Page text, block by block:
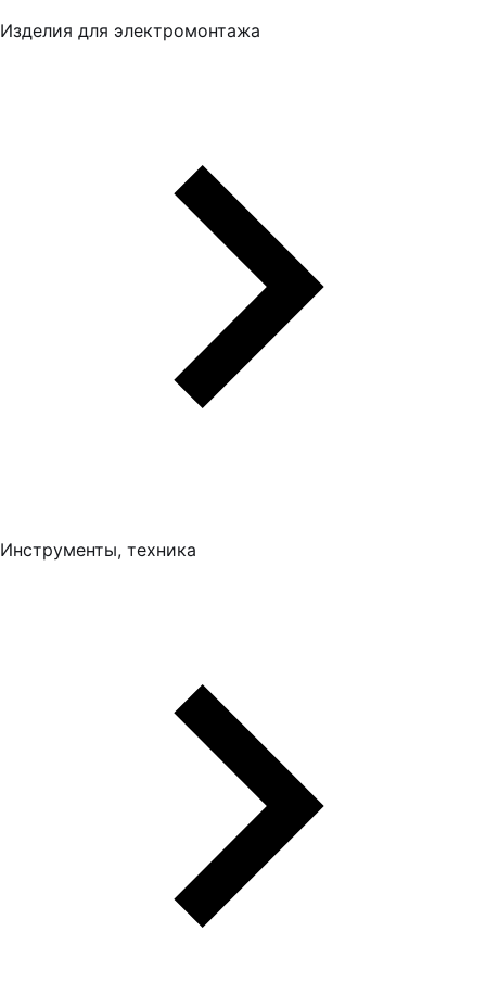
Изделия для электромонтажа
Инструменты, техника